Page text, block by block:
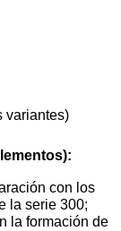
variantes)
con los
la serie 300;
la formación de